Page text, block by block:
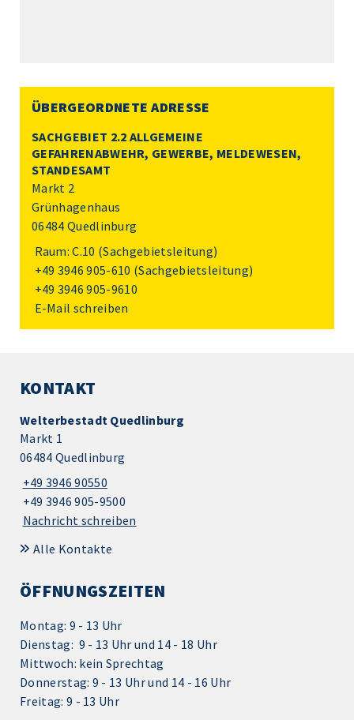
ÜBERGEORDNETE ADRESSE
SACHGEBIET 2.2 ALLGEMEINE
GEFAHRENABWEHR, GEWERBE, MELDEWESEN,
STANDESAMT
Markt 2
Grünhagenhaus
06484 Quedlinburg
Raum: C.10 (Sachgebietsleitung)
+49 3946 905-610 (Sachgebietsleitung)
+49 3946 905-9610
E-Mail schreiben
KONTAKT
Welterbestadt Quedlinburg
Markt 1
06484 Quedlinburg
+49 3946 90550
+49 3946 905-9500
Nachricht schreiben
Alle Kontakte
ÖFFNUNGSZEITEN
Montag: 9 - 13 Uhr
Dienstag: 9 - 13 Uhr und 14 - 18 Uhr
Mittwoch: kein Sprechtag
Donnerstag: 9 - 13 Uhr und 14 - 16 Uhr
Freitag: 9 - 13 Uhr